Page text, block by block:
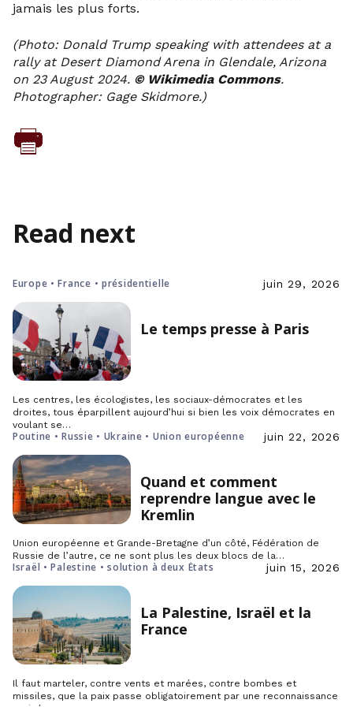
jamais les plus forts.
(Photo: Donald Trump speaking with attendees at a
rally at Desert Diamond Arena in Glendale, Arizona
on 23 August 2024. ©Wikimedia Commons.
Photographer: Gage Skidmore.)
Read next
Europe • France • présidentielle juin 29, 2026
Le temps presse à Paris
Les centres, les écologistes, les sociaux-démocrates et les
droites, tous éparpillent aujourd’hui si bien les voix démocrates en
voulant se…
Poutine • Russie • Ukraine • Union européenne juin 22, 2026
Quand et comment
reprendre langue avec le
Kremlin
Union européenne et Grande-Bretagne d’un côté, Fédération de
Russie de l’autre, ce ne sont plus les deux blocs de la…
Israël • Palestine • solution à deux États juin 15, 2026
La Palestine, Israël et la
France
Il faut marteler, contre vents et marées, contre bombes et
missiles, que la paix passe obligatoirement par une reconnaissance